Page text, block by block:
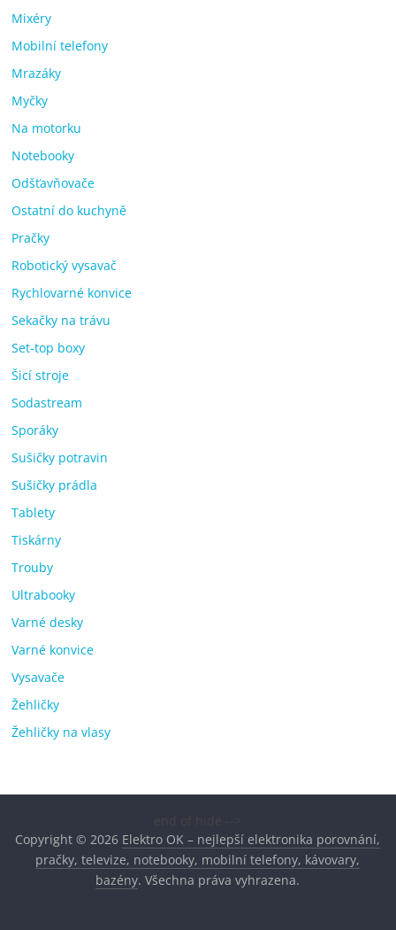
Mixéry
Mobilní telefony
Mrazáky
Myčky
Na motorku
Notebooky
Odšťavňovače
Ostatní do kuchyně
Pračky
Robotický vysavač
Rychlovarné konvice
Sekačky na trávu
Set-top boxy
Šicí stroje
Sodastream
Sporáky
Sušičky potravin
Sušičky prádla
Tablety
Tiskárny
Trouby
Ultrabooky
Varné desky
Varné konvice
Vysavače
Žehličky
Žehličky na vlasy
Copyright © 2026 Elektro OK – nejlepší elektronika porovnání,
pračky, televize, notebooky, mobilní telefony, kávovary,
bazény. Všechna práva vyhrazena.